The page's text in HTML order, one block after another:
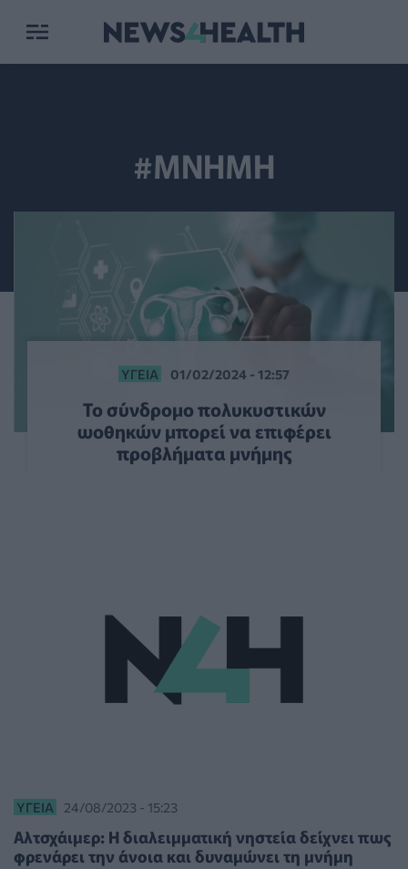
#ΜΝΗΜΗ
ΥΓΕΊΑ 01/02/2024 - 12:57
Το σύνδρομο πολυκυστικών
ωοθηκών μπορεί να επιφέρει
προβλήματα μνήμης
ΥΓΕΊΑ 24/08/2023 - 15:23
Αλτσχάιμερ: Η διαλειμματική νηστεία δείχνει πως
φρενάρει την άνοια και δυναμώνει τη μνήμη